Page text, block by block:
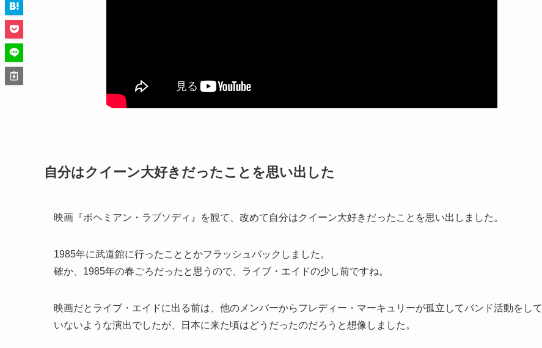
自分はクイーン大好きだったことを思い出した
映画『ボヘミアン・ラプソディ』を観て、改めて自分はクイーン大好きだったことを思い出しました。
1985年に武道館に行ったこととかフラッシュバックしました。
確か、1985年の春ごろだったと思うので、ライブ・エイドの少し前ですね。
映画だとライブ・エイドに出る前は、他のメンバーからフレディー・マーキュリーが孤立してバンド活動をして
いないような演出でしたが、日本に来た頃はどうだったのだろうと想像しました。